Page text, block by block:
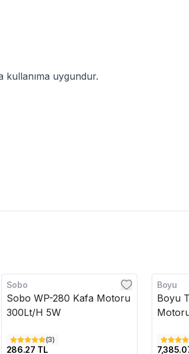
kullanıma uygundur.
Sobo
Sobo WP-280 Kafa Motoru
300Lt/H 5W
(3)
286.27 TL
Boyu
Boyu